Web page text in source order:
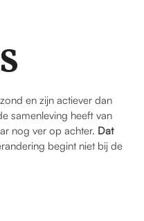
en zijn actiever dan
samenleving heeft van
nog ver op achter. Dat
begint niet bij de